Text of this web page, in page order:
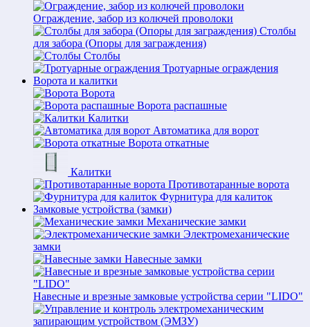
Ограждение, забор из колючей проволоки
Столбы
для забора (Опоры для заграждения)
Столбы
Тротуарные ограждения
Ворота и калитки
Ворота
Ворота распашные
Калитки
Автоматика для ворот
Ворота откатные
Калитки
Противотаранные ворота
Фурнитура для калиток
Замковые устройства (замки)
Механические замки
Электромеханические
замки
Навесные замки
Навесные и врезные замковые устройства серии "LIDO"